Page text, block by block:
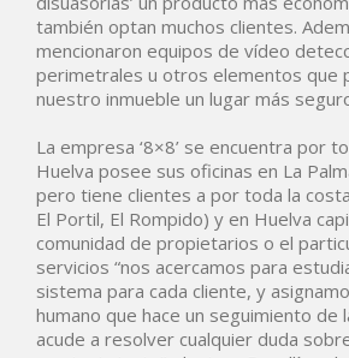
también optan muchos clientes.
mencionaron equipos de vídeo
perimetrales u otros elementos que
nuestro inmueble un lugar más
La empresa ‘8×8’ se encuentra por
Huelva posee sus oficinas en La
pero tiene clientes a por toda la
El Portil, El Rompido) y en Huelva
comunidad de propietarios o el
servicios “nos acercamos para
sistema para cada cliente, y
humano que hace un seguimiento de
acude a resolver cualquier duda